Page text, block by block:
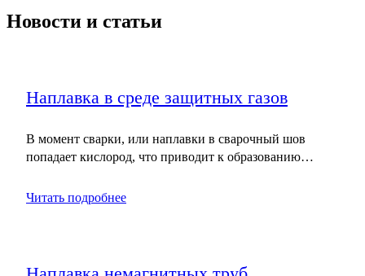
Новости и статьи
Наплавка в среде защитных газов
В момент сварки, или наплавки в сварочный шов
попадает кислород, что приводит к образованию…
Читать подробнее